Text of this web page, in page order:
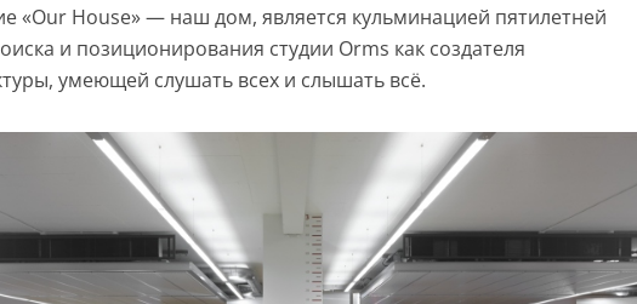
«Our House» — наш дом, является кульминацией пятилетней
и позиционирования студии Orms как создателя
умеющей слушать всех и слышать всё.